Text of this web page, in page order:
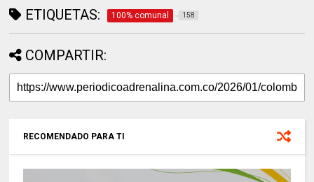
ETIQUETAS: 100% comunal 158
COMPARTIR:
RECOMENDADO PARA TI